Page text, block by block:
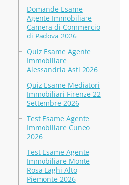
Domande Esame
Agente Immobiliare
Camera di Commercio
di Padova 2026
Quiz Esame Agente
Immobiliare
Alessandria Asti 2026
Quiz Esame Mediatori
Immobiliari Firenze 22
Settembre 2026
Test Esame Agente
Immobiliare Cuneo
2026
Test Esame Agente
Immobiliare Monte
Rosa Laghi Alto
Piemonte 2026